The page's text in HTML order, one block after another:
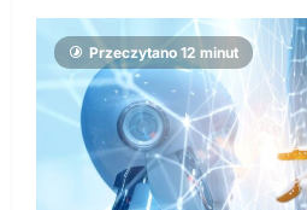
Przeczytano 12 minut